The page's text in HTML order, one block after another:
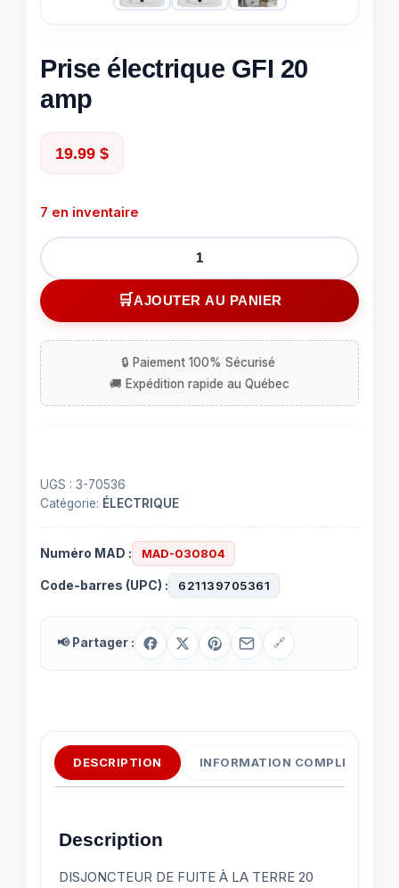
Prise électrique GFI 20
amp
19.99 $
7 en inventaire
quantité
de
Prise
électrique
20
amp
AJOUTER AU PANIER
UGS : 3-70536
Catégorie: ÉLECTRIQUE
Numéro MAD : MAD-030804
Code-barres (UPC) : 621139705361
📢 Partager : 🔗
DESCRIPTION INFORMATION
Description
DISJONCTEUR DE FUITE À LA TERRE 20